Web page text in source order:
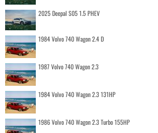
2025 Deepal S05 1.5 PHEV
1984 Volvo 740 Wagon 2.4 D
1987 Volvo 740 Wagon 2.3
1984 Volvo 740 Wagon 2.3 131HP
1986 Volvo 740 Wagon 2.3 Turbo 155HP